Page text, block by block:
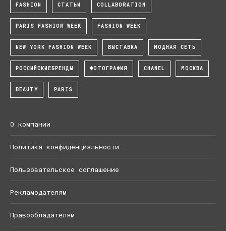
FASHION СТАТЬИ COLLABORATION
PARIS FASHION WEEK FASHION WEEK
NEW YORK FASHION WEEK ВЫСТАВКА МОДНАЯ СЕТЬ
РОССИЙСКИЕБРЕНДЫ ФОТОГРАФИЯ CHANEL МОСКВА
BEAUTY PARIS
О компании
Политика конфиденциальности
Пользовательское соглашение
Рекламодателям
Правообладателям